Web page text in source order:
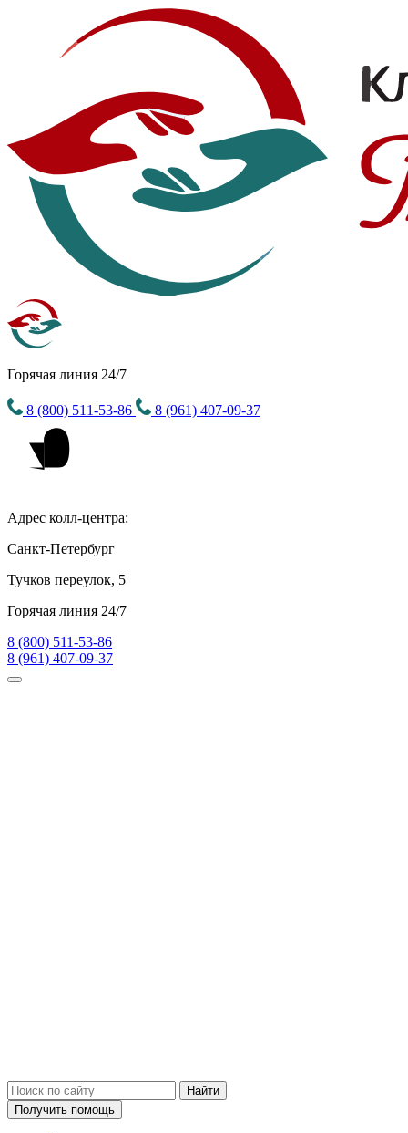
Горячая линия 24/7
8 (800) 511-53-86 8 (961) 407-09-37
Адрес колл-центра:
Санкт-Петербург
Тучков переулок, 5
Горячая линия 24/7
8 (800) 511-53-86
8 (961) 407-09-37
Получить помощь